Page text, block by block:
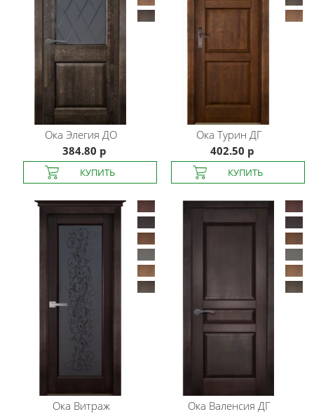
Ока Элегия ДО
384.80 р
Ока Турин ДГ
402.50 р
Ока Витраж
Ока Валенсия ДГ